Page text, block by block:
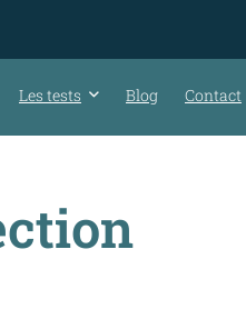
Les tests Blog Contact